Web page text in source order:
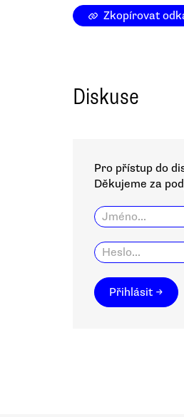
Zkopírovat
Diskuse
Pro přístup do
Děkujeme za
Přihlásit →